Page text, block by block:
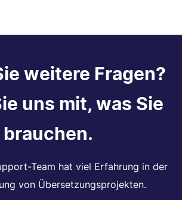
weitere Fragen?
uns mit, was Sie
brauchen.
Team hat viel Erfahrung in der
von Übersetzungsprojekten.